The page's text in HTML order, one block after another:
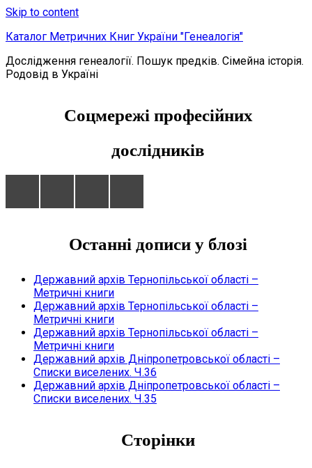
Skip to content
Каталог Метричних Книг України "Генеалогія"
Дослідження генеалогії. Пошук предків. Сімейна історія.
Родовід в Україні
Соцмережі професійних
дослідників
Останні дописи у блозі
Державний архів Тернопільської області –
Метричні книги
Державний архів Тернопільської області –
Метричні книги
Державний архів Тернопільської області –
Метричні книги
Державний архів Дніпропетровської області –
Списки виселених. Ч.36
Державний архів Дніпропетровської області –
Списки виселених. Ч.35
Сторінки